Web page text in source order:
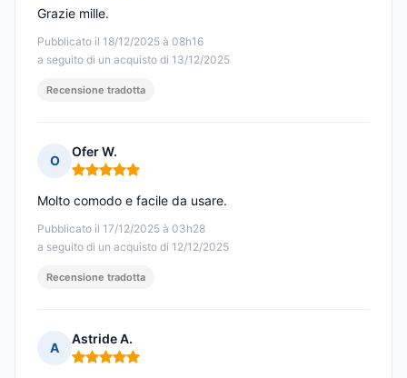
Pubblicato il 18/12/2025 à 08h16
a seguito di un acquisto di 13/12/2025
Grazie mille.
Recensione tradotta
O
Ofer W.
Nota: 5 su 5
Pubblicato il 17/12/2025 à 03h28
a seguito di un acquisto di 12/12/2025
Molto comodo e facile da usare.
Recensione tradotta
A
Astride A.
Nota: 5 su 5